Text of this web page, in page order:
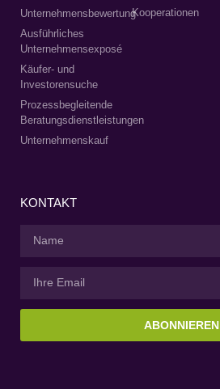
Unternehmensbewertung
Ausführliches
Unternehmensexposé
Käufer- und
Investorensuche
Prozessbegleitende
Beratungsdienstleistungen
Unternehmenskauf
Kooperationen
KONTAKT
ABONNIEREN